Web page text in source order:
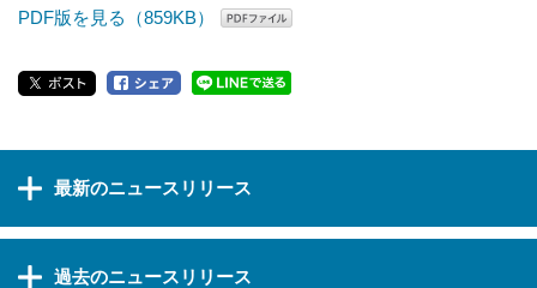
PDF版を見る（859KB）
最新のニュースリリース
過去のニュースリリース